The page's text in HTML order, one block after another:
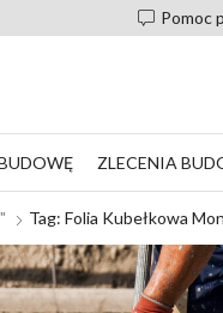
Pomoc
ZLECENIA
Tag: Folia Kubełkowa